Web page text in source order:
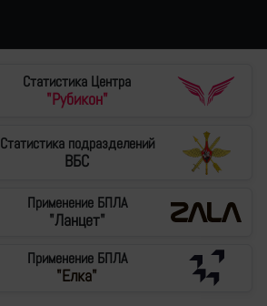
Статистика Центра
"Рубикон"
Статистика подразделений
ВБС
Применение БПЛА
"Ланцет"
Применение БПЛА
"Елка"